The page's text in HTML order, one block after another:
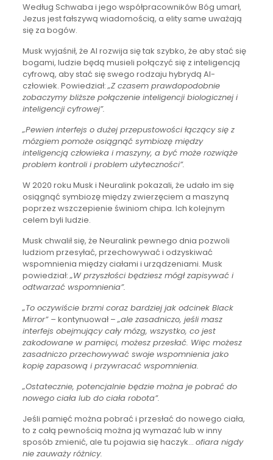
Według Schwaba i jego współpracowników Bóg umarł,
Jezus jest fałszywą wiadomością, a elity same uważają
się za bogów.
Musk wyjaśnił, że AI rozwija się tak szybko, że aby stać się
bogami, ludzie będą musieli połączyć się z inteligencją
cyfrową, aby stać się swego rodzaju hybrydą AI-
człowiek. Powiedział:„Z czasem prawdopodobnie
zobaczymy bliższe połączenie inteligencji biologicznej i
inteligencji cyfrowej”.
„Pewien interfejs o dużej przepustowości łączący się z
mózgiem pomoże osiągnąć symbiozę między
inteligencją człowieka i maszyny, a być może rozwiąże
problem kontroli i problem użyteczności”.
W 2020 roku Musk i Neuralink pokazali, że udało im się
osiągnąć symbiozę między zwierzęciem a maszyną
poprzez wszczepienie świniom chipa. Ich kolejnym
celem byli ludzie.
Musk chwalił się, że Neuralink pewnego dnia pozwoli
ludziom przesyłać, przechowywać i odzyskiwać
wspomnienia między ciałami i urządzeniami. Musk
powiedział:„W przyszłości będziesz mógł zapisywać i
odtwarzać wspomnienia”.
„To oczywiście brzmi coraz bardziej jak odcinek Black
Mirror” – kontynuował –„ale zasadniczo, jeśli masz
interfejs obejmujący cały mózg, wszystko, co jest
zakodowane w pamięci, możesz przesłać. Więc możesz
zasadniczo przechowywać swoje wspomnienia jako
kopię zapasową i przywracać wspomnienia.
„Ostatecznie, potencjalnie będzie można je pobrać do
nowego ciała lub do ciała robota”.
Jeśli pamięć można pobrać i przesłać do nowego ciała,
to z całą pewnością można ją wymazać lub w inny
sposób zmienić, ale tu pojawia się haczyk… ofiara nigdy
nie zauważy różnicy.